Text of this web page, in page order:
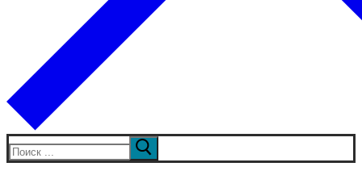
Искать: